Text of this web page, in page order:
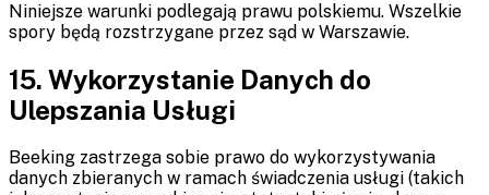
Niniejsze warunki podlegają prawu polskiemu. Wszelkie
spory będą rozstrzygane przez sąd w Warszawie.
15. Wykorzystanie Danych do
Ulepszania Usługi
Beeking zastrzega sobie prawo do wykorzystywania
danych zbieranych w ramach świadczenia usługi (takich